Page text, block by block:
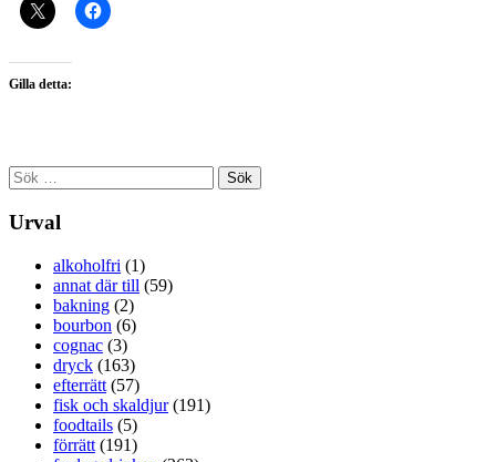
Gilla detta:
Sök
efter:
Urval
alkoholfri (1)
annat där till (59)
bakning (2)
bourbon (6)
cognac (3)
dryck (163)
efterrätt (57)
fisk och skaldjur(191)
foodtails (5)
förrätt (191)